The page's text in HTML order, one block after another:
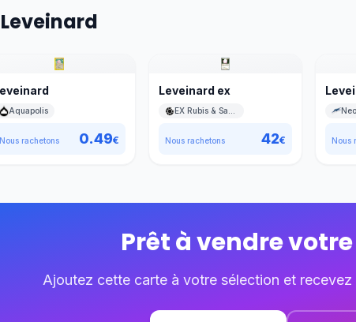
Aquapolis
Nous rachetons 0.49€
Leveinard ex
Nous rachetons 42€ Nous
Prêt à vendre votre
Ajoutez cette carte à votre sélection et